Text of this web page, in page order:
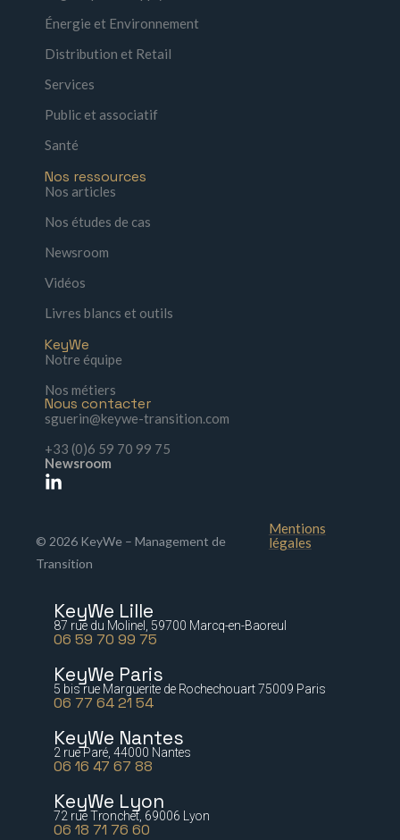
Énergie et Environnement
Distribution et Retail
Services
Public et associatif
Santé
Nos ressources
Nos articles
Nos études de cas
Newsroom
Vidéos
Livres blancs et outils
KeyWe
Notre équipe
Nos métiers
Nous contacter
sguerin@keywe-transition.com
+33 (0)6 59 70 99 75
Newsroom
© 2026 KeyWe – Management de
Transition
Mentions
légales
KeyWe Lille
87 rue du Molinel, 59700 Marcq-en-Baoreul
06 59 70 99 75
KeyWe Paris
5 bis rue Marguerite de Rochechouart 75009 Paris
06 77 64 21 54
KeyWe Nantes
2 rue Paré, 44000 Nantes
06 16 47 67 88
KeyWe Lyon
72 rue Tronchet, 69006 Lyon
06 18 71 76 60